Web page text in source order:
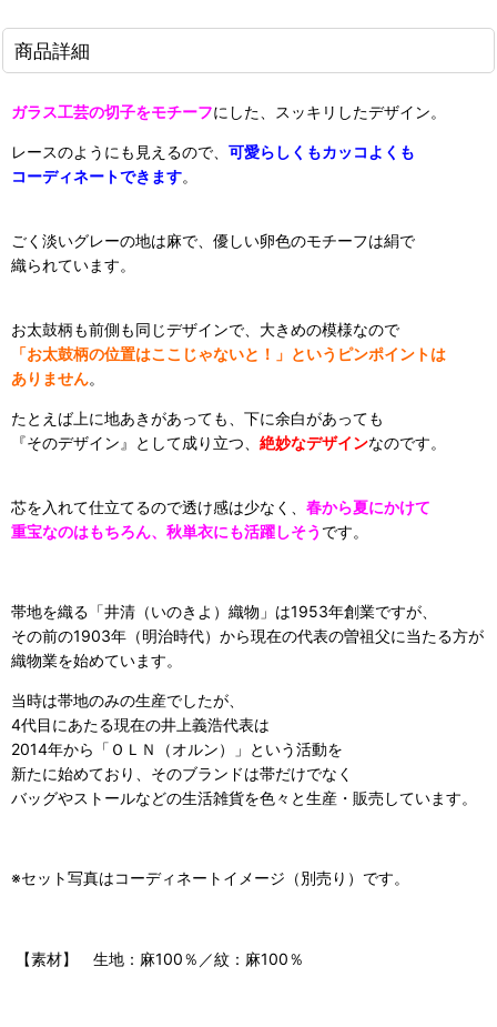
商品詳細
ガラス工芸の切子をモチーフにした、スッキリしたデザイン。
レースのようにも見えるので、 可愛らしくもカッコよくも
コーディネートできます。
ごく淡いグレーの地は麻で、優しい卵色のモチーフは絹で
織られています。
お太鼓柄も前側も同じデザインで、大きめの模様なので
「お太鼓柄の位置はここじゃないと！」というピンポイントは
ありません。
たとえば上に地あきがあっても、下に余白があっても
『そのデザイン』として成り立つ、 絶妙なデザインなのです。
芯を入れて仕立てるので透け感は少なく、 春から夏にかけて
重宝なのはもちろん、秋単衣にも活躍しそう です。
帯地を織る「井清（いのきよ）織物 」は1953年創業ですが、
その前の1903年（明治時代）から現在の代表の曽祖父に当たる方が
織物業を始めています。
当時は帯地のみの生産でしたが、
4代目にあたる現在の井上義浩代表は
2014年から「ＯＬＮ（オルン）」という活動を
新たに始めており、そのブランドは帯だけでなく
バッグやストールなどの生活雑貨を色々と生産・販売 しています。
※セット写真はコーディネートイメージ（別売り）です。
【素材】 生地：麻100％／紋：麻100％